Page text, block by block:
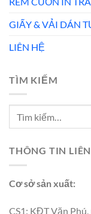
GIẤY & VẢI DÁN
LIÊN HỆ
TÌM KIẾM
THÔNG TIN
Cơ sở sản xuất:
CS1: KĐT Văn